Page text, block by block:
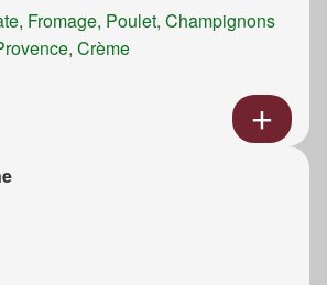
Fromage, Poulet, Champignons
Crème